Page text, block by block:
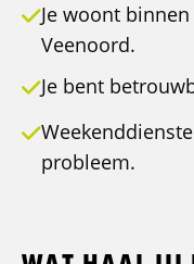
Je woont
Veenoord.
Je bent
probleem.